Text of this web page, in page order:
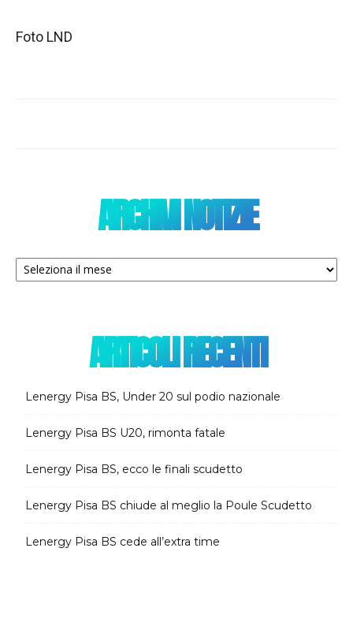
Foto LND
ARCHIVI NOTIZIE
Archivi
notizie
ARTICOLI RECENTI
Lenergy Pisa BS, Under 20 sul podio nazionale
Lenergy Pisa BS U20, rimonta fatale
Lenergy Pisa BS, ecco le finali scudetto
Lenergy Pisa BS chiude al meglio la Poule Scudetto
Lenergy Pisa BS cede all’extra time